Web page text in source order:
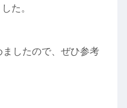
た。
したので、ぜひ参考